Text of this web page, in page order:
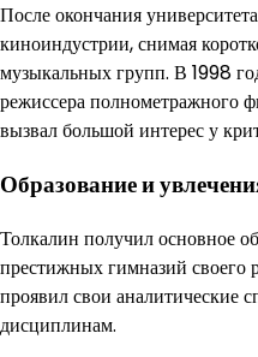
После окончания
киноиндустрии, снимая
музыкальных групп. В 1998
режиссера полнометражного
вызвал большой интерес у
Образование и
Толкалин получил основное
престижных гимназий своего
проявил свои аналитические
дисциплинам.